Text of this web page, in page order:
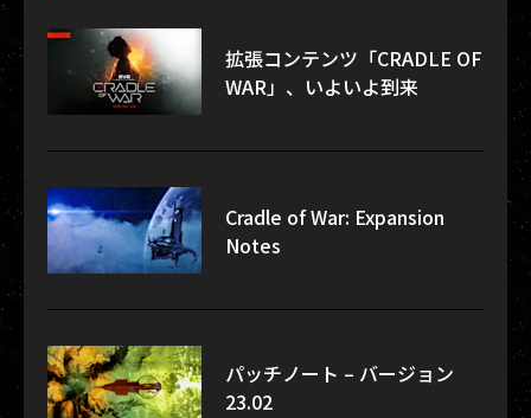
拡張コンテンツ「CRADLE OF
WAR」、いよいよ到来
Cradle of War: Expansion
Notes
パッチノート – バージョン
23.02